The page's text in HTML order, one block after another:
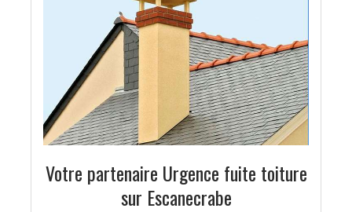
Votre partenaire Urgence fuite toiture
sur Escanecrabe